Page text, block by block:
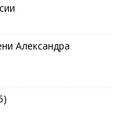
Александра